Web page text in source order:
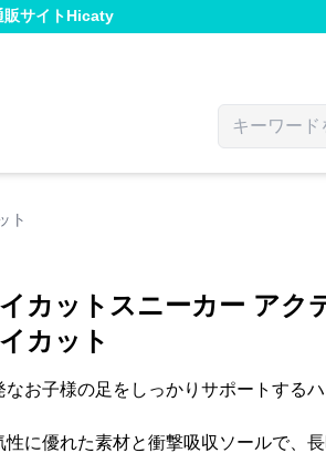
サイトHicaty
ト
カットスニーカー アク
カット
なお子様の足をしっかりサポートする
性に優れた素材と衝撃吸収ソールで、